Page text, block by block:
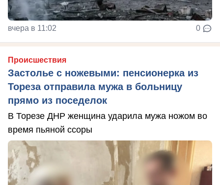
вчера в 11:02 0
Происшествия
Застолье с ножевыми: пенсионерка из
Тореза отправила мужа в больницу
прямо из поседелок
В Торезе ДНР женщина ударила мужа ножом во
время пьяной ссоры